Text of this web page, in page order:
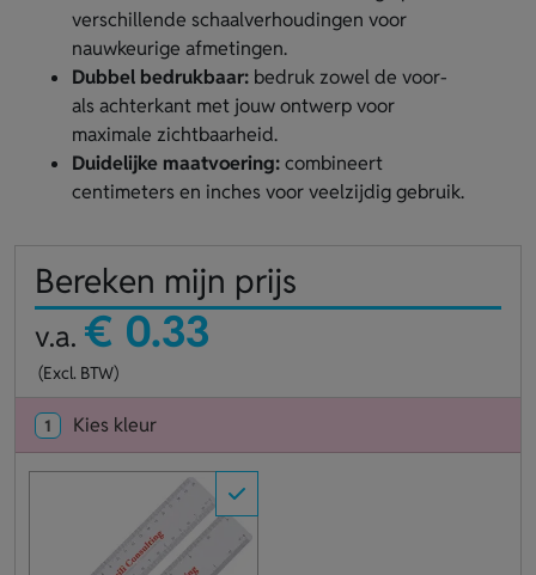
verschillende schaalverhoudingen voor
nauwkeurige afmetingen.
Dubbel bedrukbaar: bedruk zowel de voor-
als achterkant met jouw ontwerp voor
maximale zichtbaarheid.
Duidelijke maatvoering:combineert
centimeters en inches voor veelzijdig gebruik.
Bereken mijn prijs
v.a. € 0.33
(Excl. BTW)
1 Kies kleur